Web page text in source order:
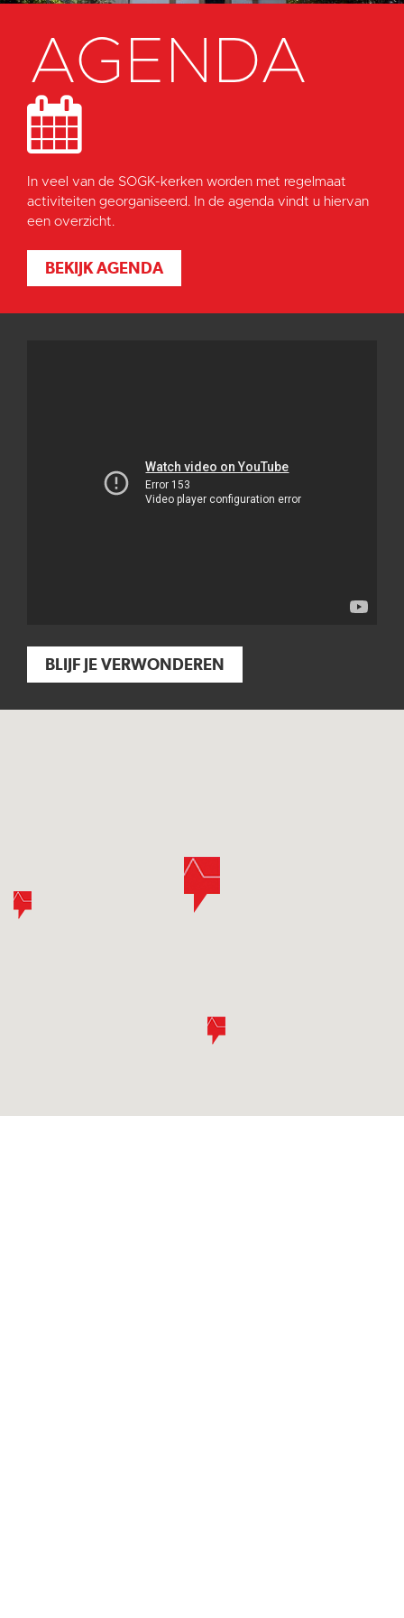
AGENDA
In veel van de SOGK-kerken worden met regelmaat
activiteiten georganiseerd. In de agenda vindt u hiervan
een overzicht.
BEKIJK AGENDA
BLIJF JE VERWONDEREN